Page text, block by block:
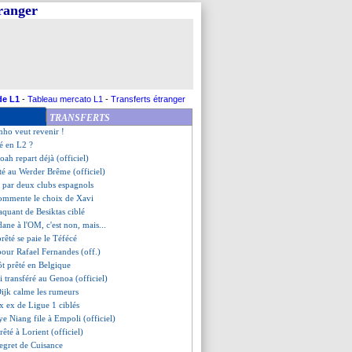
L1 - Tableau mercato L1 - Transferts étranger
TRANSFERTS
prêté par la Roma (off.)
à Celik
à Caen (officiel)
veut revenir !
en L2 ?
repart déjà (officiel)
au Werder Brême (officiel)
deux clubs espagnols
le choix de Xavi
de Besiktas ciblé
à l'OM, c'est non, mais...
se paie le Téfécé
Rafael Fernandes (off.)
prêté en Belgique
transféré au Genoa (officiel)
calme les rumeurs
ex de Ligue 1 ciblés
Niang file à Empoli (officiel)
à Lorient (officiel)
de Cuisance